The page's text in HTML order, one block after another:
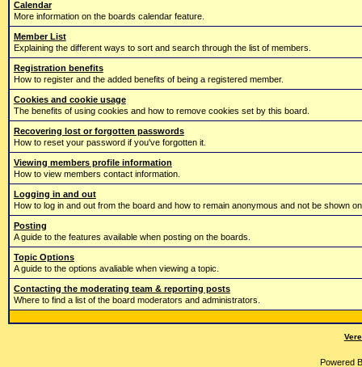
Calendar
More information on the boards calendar feature.
Member List
Explaining the different ways to sort and search through the list of members.
Registration benefits
How to register and the added benefits of being a registered member.
Cookies and cookie usage
The benefits of using cookies and how to remove cookies set by this board.
Recovering lost or forgotten passwords
How to reset your password if you've forgotten it.
Viewing members profile information
How to view members contact information.
Logging in and out
How to log in and out from the board and how to remain anonymous and not be shown
Posting
A guide to the features available when posting on the boards.
Topic Options
A guide to the options avaliable when viewing a topic.
Contacting the moderating team & reporting posts
Where to find a list of the board moderators and administrators.
Powered